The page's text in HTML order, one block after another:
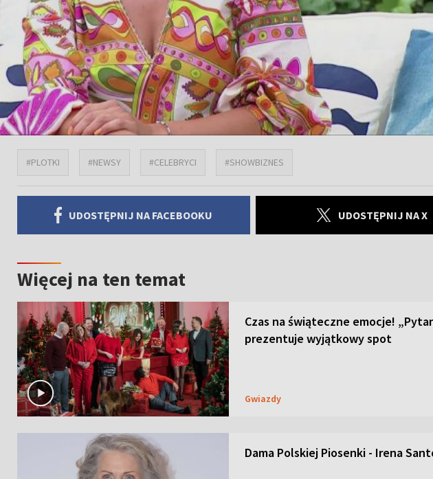
#PLOTKI #NEWSY #CELEBRYCI #SHOWBIZNES
UDOSTĘPNIJ NA FACEBOOKU UDOSTĘPNIJ NA X
Więcej na ten temat
Czas na świąteczne emocje!
prezentuje wyjątkowy spot
Gwiazdy
Dama Polskiej Piosenki - Irena